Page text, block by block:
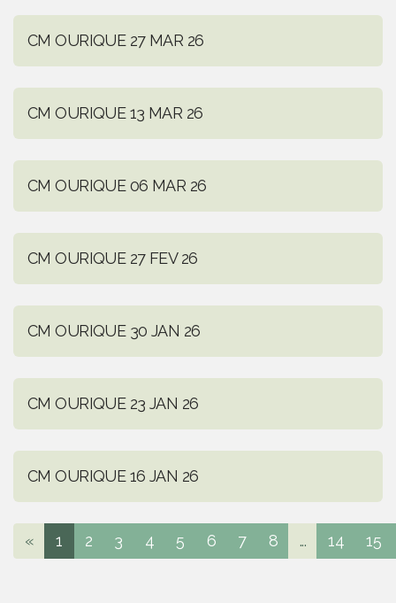
CM OURIQUE 27 MAR 26
CM OURIQUE 13 MAR 26
CM OURIQUE 06 MAR 26
CM OURIQUE 27 FEV 26
CM OURIQUE 30 JAN 26
CM OURIQUE 23 JAN 26
CM OURIQUE 16 JAN 26
« 1 2 3 4 5 6 7 8 ... 14 15